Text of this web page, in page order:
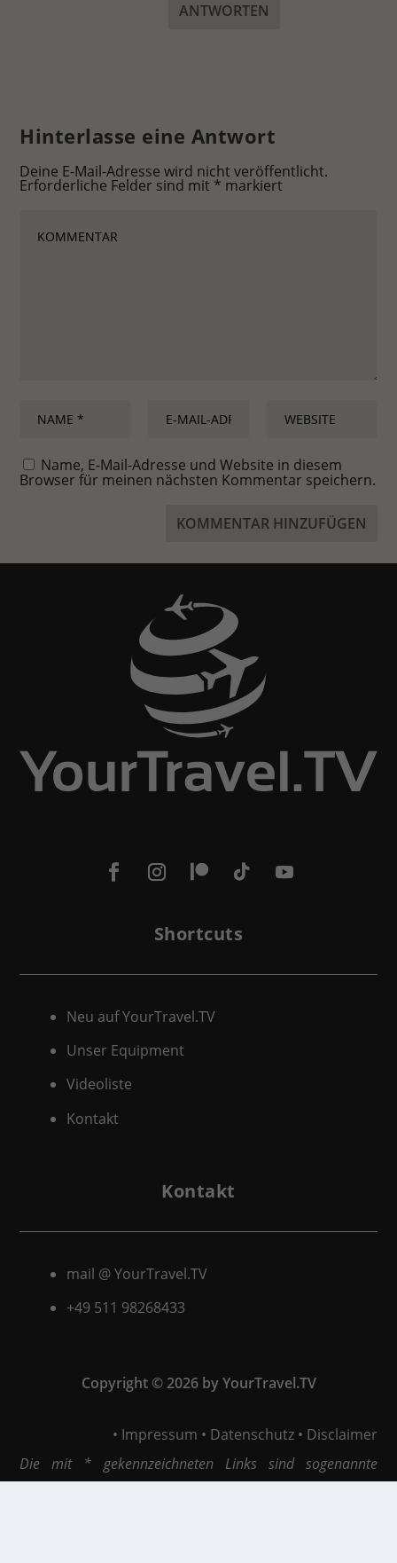
ANTWORTEN
Hinterlasse eine Antwort
Deine E-Mail-Adresse wird nicht veröffentlicht.
Erforderliche Felder sind mit * markiert
Name, E-Mail-Adresse und Website in diesem
Browser für meinen nächsten Kommentar speichern.
Shortcuts
Neu auf YourTravel.TV
Unser Equipment
Videoliste
Kontakt
Kontakt
mail @ YourTravel.TV
+49 511 98268433
Copyright © 2026 by YourTravel.TV
• Impressum • Datenschutz• Disclaimer
Die mit * gekennzeichneten Links sind sogenannte